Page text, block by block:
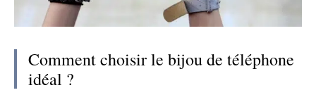
Comment choisir le bijou de téléphone
idéal ?